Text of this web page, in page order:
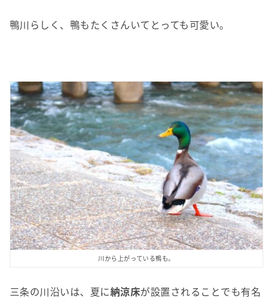
鴨川らしく、鴨もたくさんいてとっても可愛い。
川から上がっている鴨も。
三条の川沿いは、夏に納涼床が設置されることでも有名